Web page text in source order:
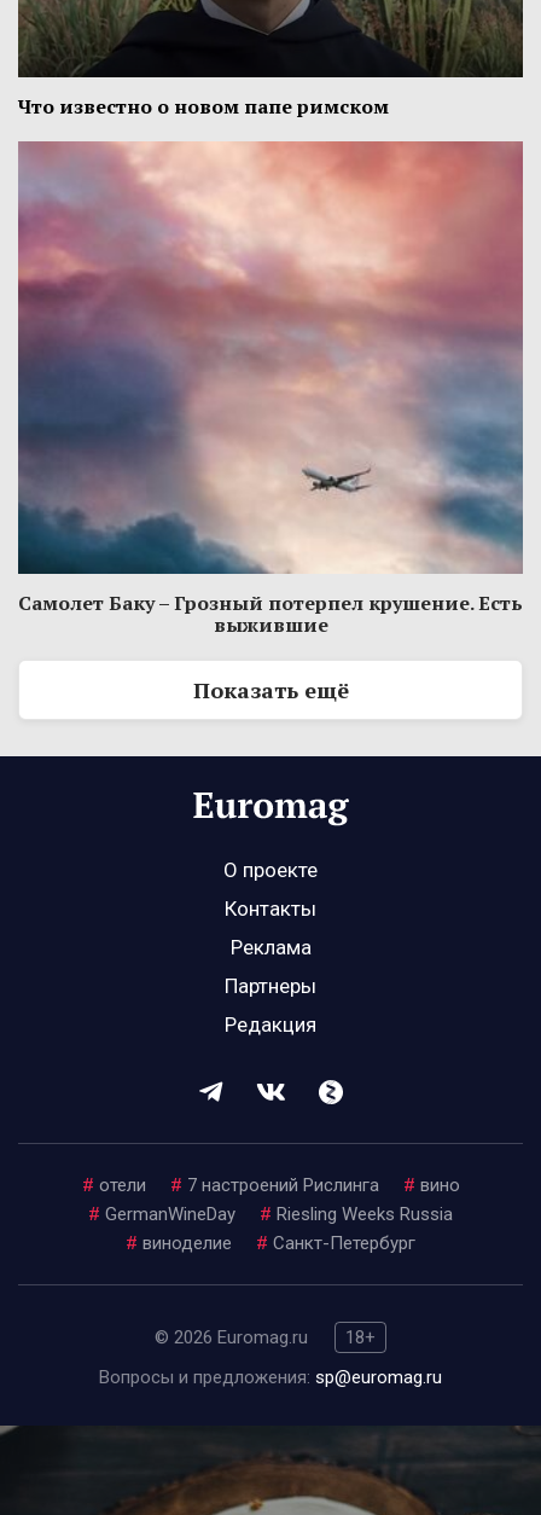
Что известно о новом папе римском
Самолет Баку – Грозный потерпел крушение. Есть
выжившие
Показать ещё
О проекте
Контакты
Реклама
Партнеры
Редакция
# отели # 7 настроений Рислинга # вино
# GermanWineDay # Riesling Weeks Russia
# виноделие # Санкт-Петербург
© 2026 Euromag.ru
18+
Вопросы и предложения: sp@euromag.ru